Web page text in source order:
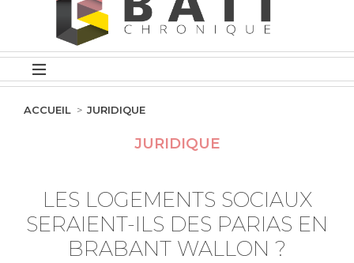
ACCUEIL JURIDIQUE
JURIDIQUE
LES LOGEMENTS SOCIAUX
SERAIENT-ILS DES PARIAS EN
BRABANT WALLON ?